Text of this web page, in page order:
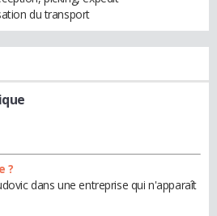
du transport
?
dans une entreprise qui n'apparaît